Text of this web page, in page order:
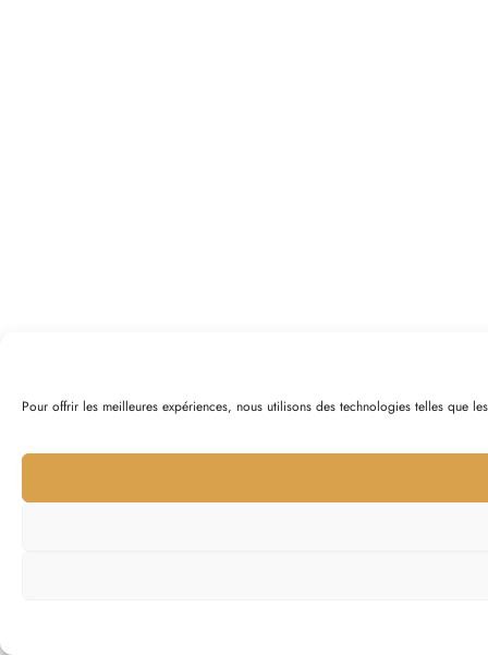
Pour offrir les meilleures expériences, nous utilisons des technologies telles que